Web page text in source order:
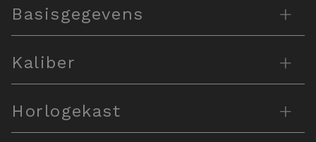
Basisgegevens +
Kaliber +
Horlogekast +